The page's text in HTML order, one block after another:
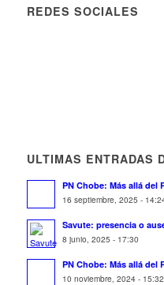
REDES SOCIALES
ULTIMAS ENTRADAS
PN Chobe: Más allá del
16 septiembre, 2025 -
Savute: presencia o
8 junio, 2025 - 17:30
PN Chobe: Más allá del
10 noviembre, 2024 - 15:32